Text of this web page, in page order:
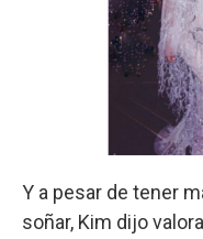
Y a pesar de tener
soñar, Kim dijo